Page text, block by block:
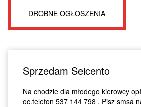
DROBNE OGŁOSZENIA
Sprzedam Seicento
Na chodzie dla młodego kierowcy
oc.telefon 537 144 798 . Pisz smsa